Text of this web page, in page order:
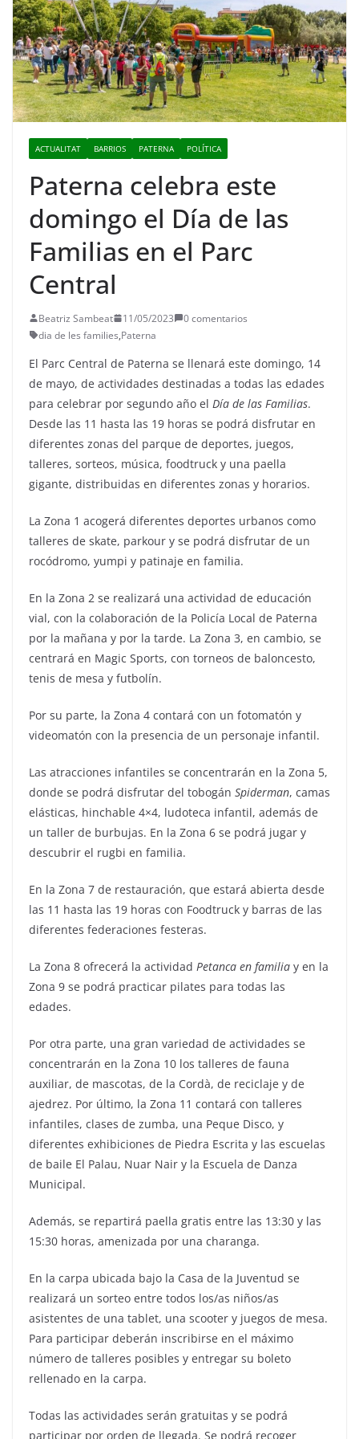
ACTUALITAT BARRIOS PATERNA POLÍTICA
Paterna celebra este
domingo el Día de las
Familias en el Parc
Central
Beatriz Sambeat 11/05/2023
0 comentarios
dia de les families,Paterna
El Parc Central de Paterna se llenará este domingo, 14
de mayo, de actividades destinadas a todas las edades
para celebrar por segundo año el Día de las Familias.
Desde las 11 hasta las 19 horas se podrá disfrutar en
diferentes zonas del parque de deportes, juegos,
talleres, sorteos, música, foodtruck y una paella
gigante, distribuidas en diferentes zonas y horarios.
La Zona 1 acogerá diferentes deportes urbanos como
talleres de skate, parkour y se podrá disfrutar de un
rocódromo, yumpi y patinaje en familia.
En la Zona 2 se realizará una actividad de educación
vial, con la colaboración de la Policía Local de Paterna
por la mañana y por la tarde. La Zona 3, en cambio, se
centrará en Magic Sports, con torneos de baloncesto,
tenis de mesa y futbolín.
Por su parte, la Zona 4 contará con un fotomatón y
videomatón con la presencia de un personaje infantil.
Las atracciones infantiles se concentrarán en la Zona 5,
donde se podrá disfrutar del tobogán Spiderman, camas
elásticas, hinchable 4×4, ludoteca infantil, además de
un taller de burbujas. En la Zona 6 se podrá jugar y
descubrir el rugbi en familia.
En la Zona 7 de restauración, que estará abierta desde
las 11 hasta las 19 horas con Foodtruck y barras de las
diferentes federaciones festeras.
La Zona 8 ofrecerá la actividad Petanca en familia y en la
Zona 9 se podrá practicar pilates para todas las
edades.
Por otra parte, una gran variedad de actividades se
concentrarán en la Zona 10 los talleres de fauna
auxiliar, de mascotas, de la Cordà, de reciclaje y de
ajedrez. Por último, la Zona 11 contará con talleres
infantiles, clases de zumba, una Peque Disco, y
diferentes exhibiciones de Piedra Escrita y las escuelas
de baile El Palau, Nuar Nair y la Escuela de Danza
Municipal.
Además, se repartirá paella gratis entre las 13:30 y las
15:30 horas, amenizada por una charanga.
En la carpa ubicada bajo la Casa de la Juventud se
realizará un sorteo entre todos los/as niños/as
asistentes de una tablet, una scooter y juegos de mesa.
Para participar deberán inscribirse en el máximo
número de talleres posibles y entregar su boleto
rellenado en la carpa.
Todas las actividades serán gratuitas y se podrá
participar por orden de llegada. Se podrá recoger